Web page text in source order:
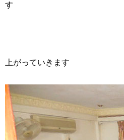
す
上がっていきます